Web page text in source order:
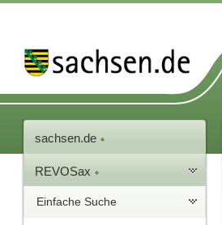
sachsen.de
REVOSax
Einfache Suche